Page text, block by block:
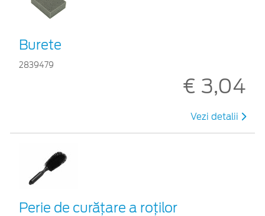
Burete
2839479
€ 3,04
Vezi detalii
Perie de curățare a roților